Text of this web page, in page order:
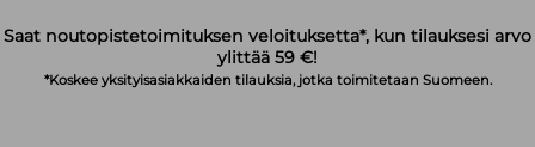
Saat noutopistetoimituksen veloituksetta*, kun tilauksesi arvo
ylittää 59 €!
*Koskee yksityisasiakkaiden tilauksia, jotka toimitetaan Suomeen.